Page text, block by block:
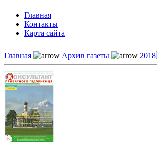
Главная
Контакты
Карта сайта
Главная Архив газеты 2018